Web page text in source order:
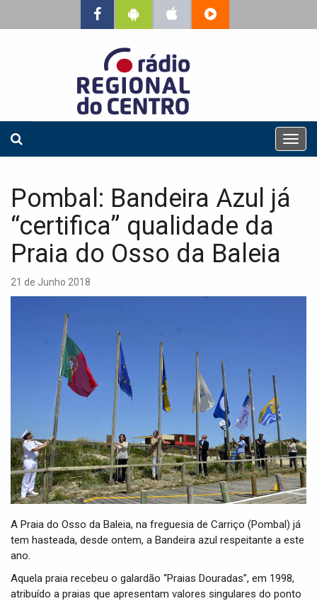
T
o
Pombal: Bandeira Azul já
“certifica” qualidade da
Praia do Osso da Baleia
21 de Junho 2018
A Praia do Osso da Baleia, na freguesia de Carriço (Pombal) já
tem hasteada, desde ontem, a Bandeira azul respeitante a este
ano.
Aquela praia recebeu o galardão “Praias Douradas”, em 1998,
atribuído a praias que apresentam valores singulares do ponto